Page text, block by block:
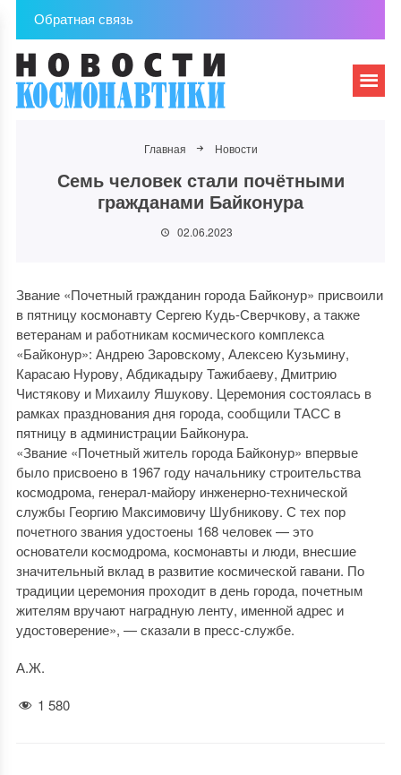
Обратная связь
Главная Новости
Семь человек стали почётными
гражданами Байконура
02.06.2023
Звание «Почетный гражданин города Байконур» присвоили
в пятницу космонавту Сергею Кудь-Сверчкову, а также
ветеранам и работникам космического комплекса
«Байконур»: Андрею Заровскому, Алексею Кузьмину,
Карасаю Нурову, Абдикадыру Тажибаеву, Дмитрию
Чистякову и Михаилу Яшукову. Церемония состоялась в
рамках празднования дня города, сообщили ТАСС в
пятницу в администрации Байконура.
«Звание «Почетный житель города Байконур» впервые
было присвоено в 1967 году начальнику строительства
космодрома, генерал-майору инженерно-технической
службы Георгию Максимовичу Шубникову. С тех пор
почетного звания удостоены 168 человек — это
основатели космодрома, космонавты и люди, внесшие
значительный вклад в развитие космической гавани. По
традиции церемония проходит в день города, почетным
жителям вручают наградную ленту, именной адрес и
удостоверение», — сказали в пресс-службе.
А.Ж.
1 580